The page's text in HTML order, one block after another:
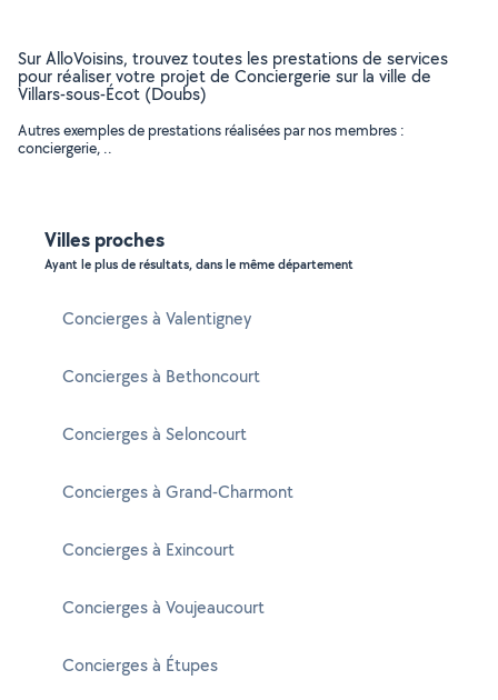
Sur AlloVoisins, trouvez toutes les prestations de services
pour réaliser votre projet de Conciergerie sur la ville de
Villars-sous-Écot (Doubs)
Autres exemples de prestations réalisées par nos membres :
conciergerie, ..
Villes proches
Ayant le plus de résultats, dans le même département
Concierges à Valentigney
Concierges à Bethoncourt
Concierges à Seloncourt
Concierges à Grand-Charmont
Concierges à Exincourt
Concierges à Voujeaucourt
Concierges à Étupes